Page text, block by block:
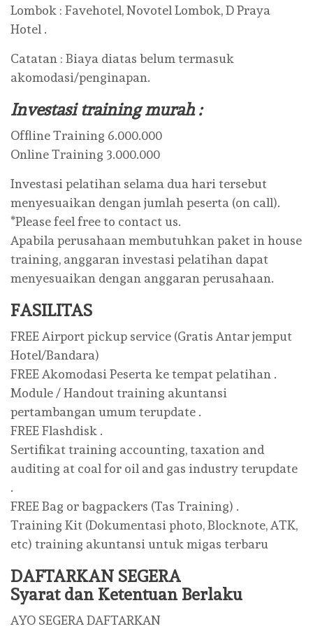
Lombok : Favehotel, Novotel Lombok, D Praya
Hotel .
Catatan : Biaya diatas belum termasuk
akomodasi/penginapan.
Investasi training murah :
Offline Training 6.000.000
Online Training 3.000.000
Investasi pelatihan selama dua hari tersebut
menyesuaikan dengan jumlah peserta (on call).
*Please feel free to contact us.
Apabila perusahaan membutuhkan paket in house
training, anggaran investasi pelatihan dapat
menyesuaikan dengan anggaran perusahaan.
FASILITAS
FREE Airport pickup service (Gratis Antar jemput
Hotel/Bandara)
FREE Akomodasi Peserta ke tempat pelatihan .
Module / Handout training akuntansi
pertambangan umum terupdate .
FREE Flashdisk .
Sertifikat training accounting, taxation and
auditing at coal for oil and gas industry terupdate
.
FREE Bag or bagpackers (Tas Training) .
Training Kit (Dokumentasi photo, Blocknote, ATK,
etc) training akuntansi untuk migas terbaru
DAFTARKAN SEGERA
Syarat dan Ketentuan Berlaku
AYO SEGERA DAFTARKAN